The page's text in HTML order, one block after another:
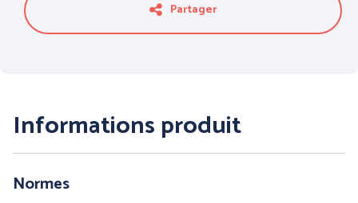
Partager
Informations produit
Normes